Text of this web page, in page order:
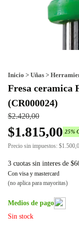
Inicio > Uñas >
Fresa ceramica
(CR000024)
$2.420,00
$1.815,00 25%
Precio sin impuestos: $
3 cuotas sin interes de $
Con visa y mastercard
(no aplica para mayoritas)
Medios de pago
Sin stock